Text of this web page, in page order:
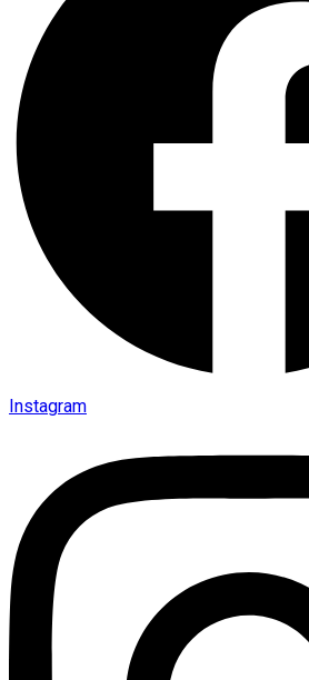
Instagram